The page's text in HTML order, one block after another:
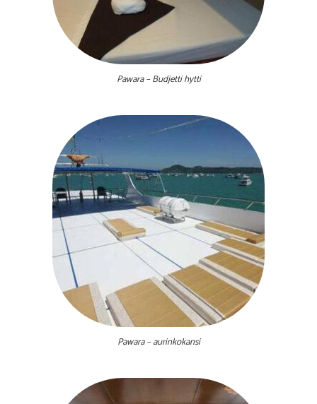
Pawara – Budjetti hytti
Pawara – aurinkokansi